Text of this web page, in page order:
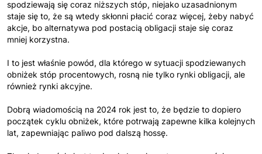
spodziewają się coraz niższych stóp, niejako uzasadnionym
staje się to, że są wtedy skłonni płacić coraz więcej, żeby nabyć
akcje, bo alternatywa pod postacią obligacji staje się coraz
mniej korzystna.
I to jest właśnie powód, dla którego w sytuacji spodziewanych
obniżek stóp procentowych, rosną nie tylko rynki obligacji, ale
również rynki akcyjne.
Dobrą wiadomością na 2024 rok jest to, że będzie to dopiero
początek cyklu obniżek, które potrwają zapewne kilka kolejnych
lat, zapewniając paliwo pod dalszą hossę.